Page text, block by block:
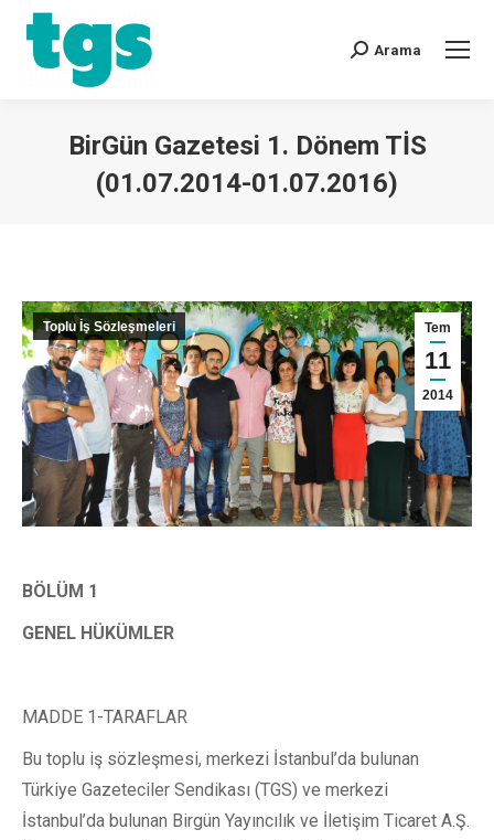
Arama
BirGün Gazetesi 1. Dönem TİS
(01.07.2014-01.07.2016)
Tem
11
2014
Toplu İş Sözleşmeleri
BÖLÜM 1
GENEL HÜKÜMLER
MADDE 1-TARAFLAR
Bu toplu iş sözleşmesi, merkezi İstanbul’da bulunan
Türkiye Gazeteciler Sendikası (TGS) ve merkezi
İstanbul’da bulunan Birgün Yayıncılık ve İletişim Ticaret A.Ş.